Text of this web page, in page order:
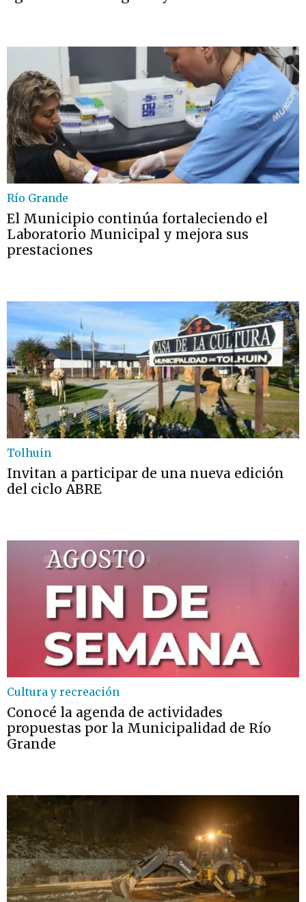
Río Grande
El Municipio continúa fortaleciendo el
Laboratorio Municipal y mejora sus
prestaciones
Tolhuin
Invitan a participar de una nueva edición
del ciclo ABRE
Cultura y recreación
Conocé la agenda de actividades
propuestas por la Municipalidad de Río
Grande